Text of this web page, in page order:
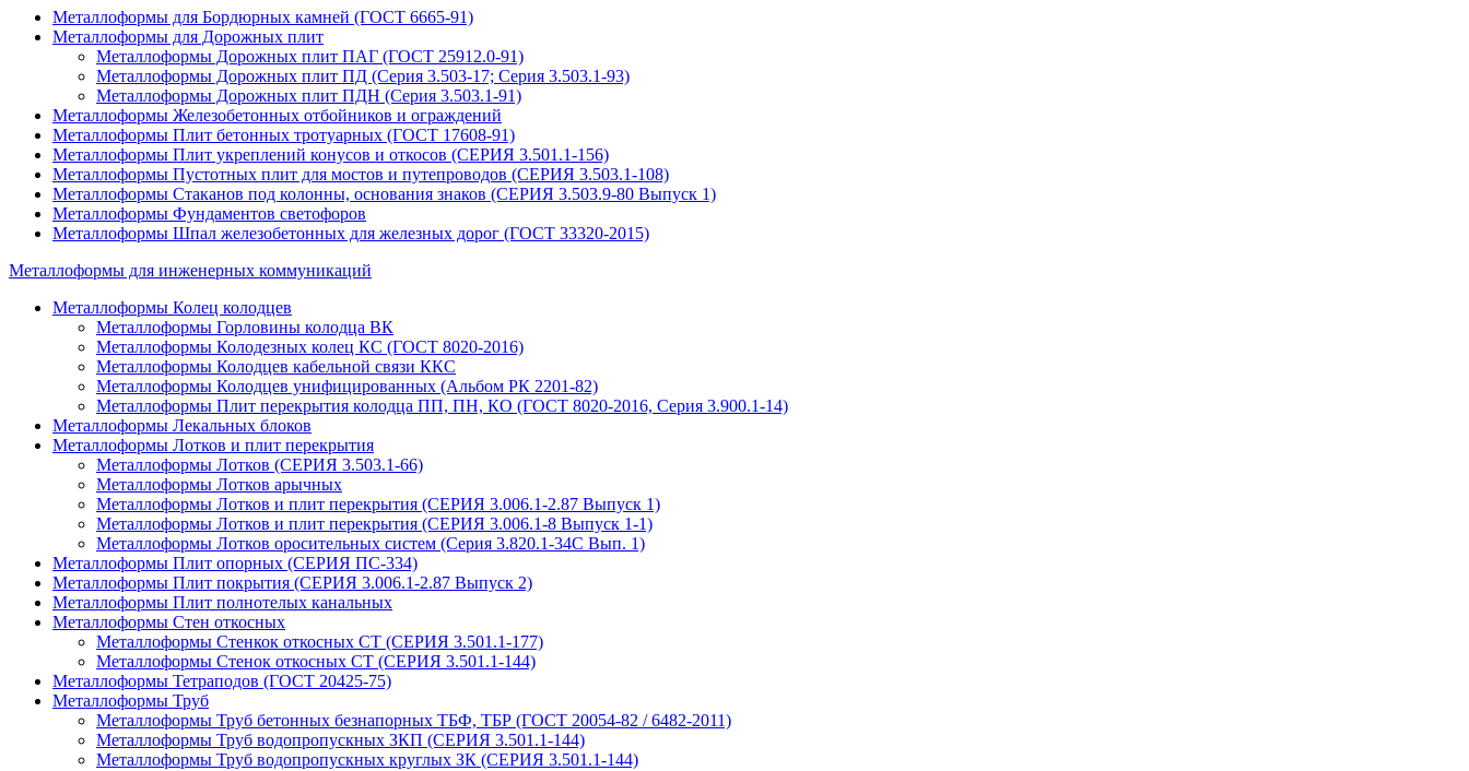
Металлоформы для Бордюрных камней (ГОСТ 6665-91)
Металлоформы для Дорожных плит
Металлоформы Дорожных плит ПАГ (ГОСТ 25912.0-91)
Металлоформы Дорожных плит ПД (Серия 3.503-17; Серия 3.503.1-93)
Металлоформы Дорожных плит ПДН (Серия 3.503.1-91)
Металлоформы Железобетонных отбойников и ограждений
Металлоформы Плит бетонных тротуарных (ГОСТ 17608-91)
Металлоформы Плит укреплений конусов и откосов (СЕРИЯ 3.501.1-156)
Металлоформы Пустотных плит для мостов и путепроводов (СЕРИЯ 3.503.1-108)
Металлоформы Стаканов под колонны, основания знаков (СЕРИЯ 3.503.9-80 Выпуск 1)
Металлоформы Фундаментов светофоров
Металлоформы Шпал железобетонных для железных дорог (ГОСТ 33320-2015)
Металлоформы для инженерных коммуникаций
Металлоформы Колец колодцев
Металлоформы Горловины колодца ВК
Металлоформы Колодезных колец КС (ГОСТ 8020-2016)
Металлоформы Колодцев кабельной связи ККС
Металлоформы Колодцев унифицированных (Альбом РК 2201-82)
Металлоформы Плит перекрытия колодца ПП, ПН, КО (ГОСТ 8020-2016, Серия 3.900.1-14)
Металлоформы Лекальных блоков
Металлоформы Лотков и плит перекрытия
Металлоформы Лотков (СЕРИЯ 3.503.1-66)
Металлоформы Лотков арычных
Металлоформы Лотков и плит перекрытия (СЕРИЯ 3.006.1-2.87 Выпуск 1)
Металлоформы Лотков и плит перекрытия (СЕРИЯ 3.006.1-8 Выпуск 1-1)
Металлоформы Лотков оросительных систем (Серия 3.820.1-34С Вып. 1)
Металлоформы Плит опорных (СЕРИЯ ПС-334)
Металлоформы Плит покрытия (СЕРИЯ 3.006.1-2.87 Выпуск 2)
Металлоформы Плит полнотелых канальных
Металлоформы Стен откосных
Металлоформы Стенкок откосных СТ (СЕРИЯ 3.501.1-177)
Металлоформы Стенок откосных СТ (СЕРИЯ 3.501.1-144)
Металлоформы Тетраподов (ГОСТ 20425-75)
Металлоформы Труб
Металлоформы Труб бетонных безнапорных ТБФ, ТБР (ГОСТ 20054-82 / 6482-2011)
Металлоформы Труб водопропускных ЗКП (СЕРИЯ 3.501.1-144)
Металлоформы Труб водопропускных круглых ЗК (СЕРИЯ 3.501.1-144)